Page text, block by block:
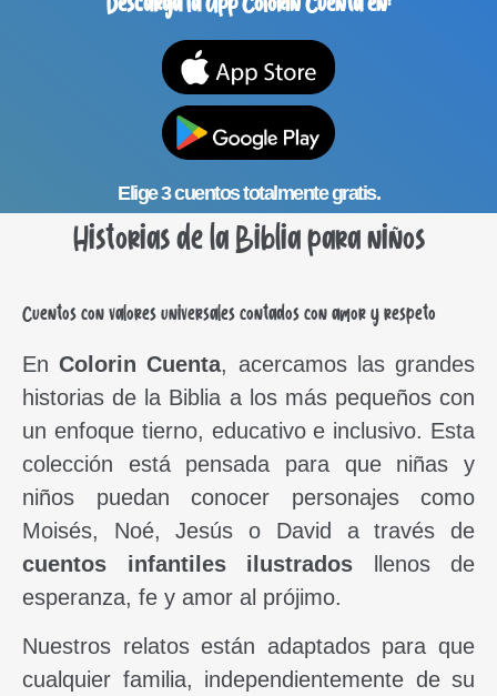
Descarga la App Colorin Cuenta en:
Elige 3 cuentos totalmente gratis.
Historias de la Biblia para niños
Cuentos con valores universales contados con amor y respeto
EnColorin Cuenta, acercamos las grandes
historias de la Biblia a los más pequeños con
un enfoque tierno, educativo e inclusivo. Esta
colección está pensada para que niñas y
niños puedan conocer personajes como
Moisés, Noé, Jesús o David a través de
cuentos infantiles ilustrados llenos de
esperanza, fe y amor al prójimo.
Nuestros relatos están adaptados para que
cualquier familia, independientemente de su